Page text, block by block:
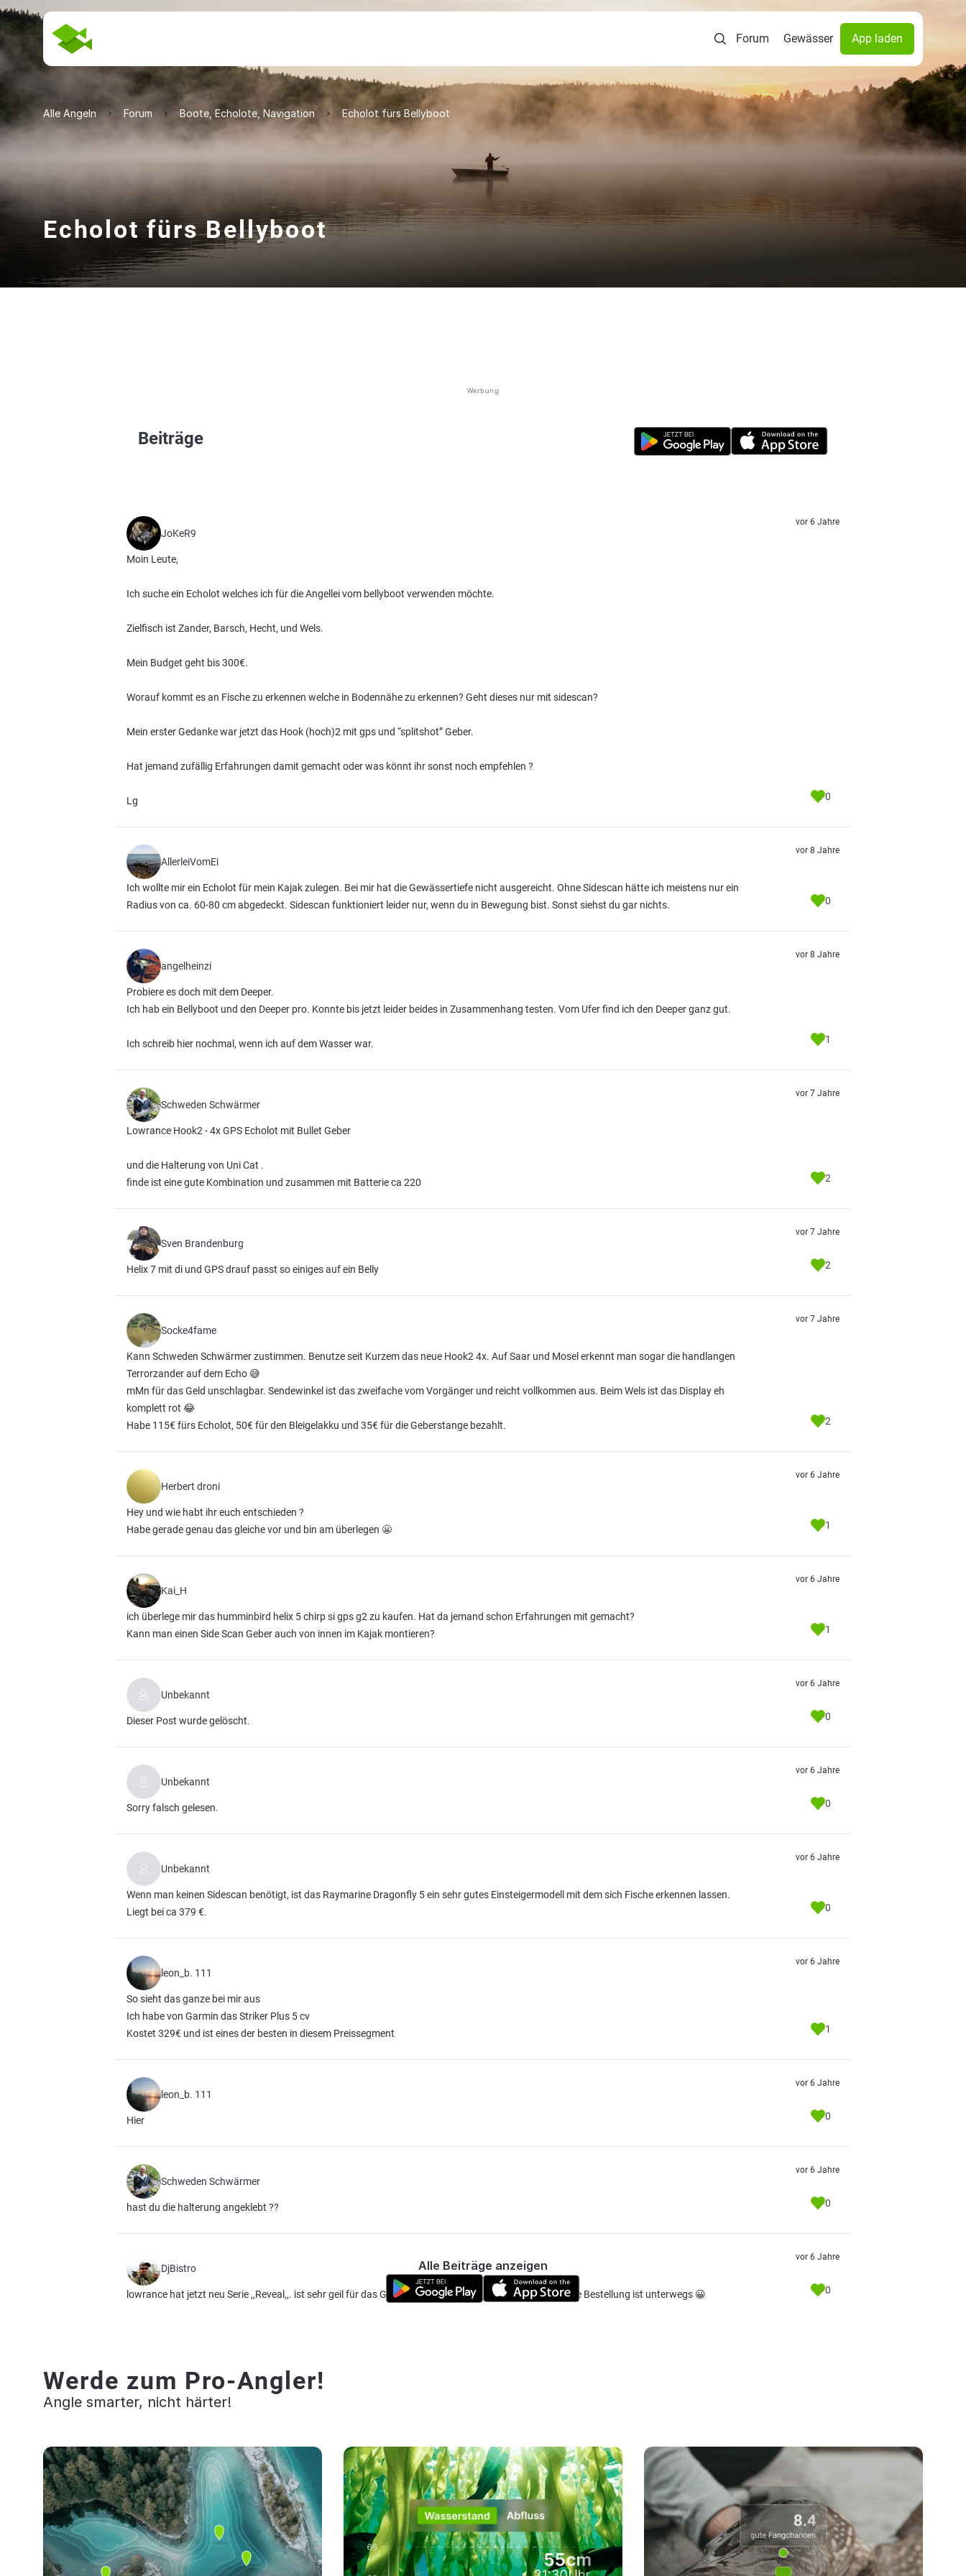
Forum Gewässer App laden
Alle Angeln Forum Boote, Echolote, Navigation Echolot fürs Bellyboot
Echolot fürs Bellyboot
Werbung
Beiträge
JoKeR9
Moin Leute,
Ich suche ein Echolot welches ich für die Angellei vom bellyboot verwenden möchte.
Zielfisch ist Zander, Barsch, Hecht, und Wels.
Mein Budget geht bis 300€.
Worauf kommt es an Fische zu erkennen welche in Bodennähe zu erkennen? Geht dieses nur mit sidescan?
Mein erster Gedanke war jetzt das Hook (hoch)2 mit gps und “splitshot” Geber.
Hat jemand zufällig Erfahrungen damit gemacht oder was könnt ihr sonst noch empfehlen ?
Lg
vor 6 Jahre
0
AllerleiVomEi
Ich wollte mir ein Echolot für mein Kajak zulegen. Bei mir hat die Gewässertiefe nicht ausgereicht. Ohne Sidescan hätte ich meistens nur ein
Radius von ca. 60-80 cm abgedeckt. Sidescan funktioniert leider nur, wenn du in Bewegung bist. Sonst siehst du gar nichts.
vor 8 Jahre
0
angelheinzi
Probiere es doch mit dem Deeper.
Ich hab ein Bellyboot und den Deeper pro. Konnte bis jetzt leider beides in Zusammenhang testen. Vom Ufer find ich den Deeper ganz gut.
Ich schreib hier nochmal, wenn ich auf dem Wasser war.
vor 8 Jahre
1
Schweden Schwärmer
Lowrance Hook2 - 4x GPS Echolot mit Bullet Geber
und die Halterung von Uni Cat .
finde ist eine gute Kombination und zusammen mit Batterie ca 220
vor 7 Jahre
2
Sven Brandenburg
Helix 7 mit di und GPS drauf passt so einiges auf ein Belly
vor 7 Jahre
2
Socke4fame
Kann Schweden Schwärmer zustimmen. Benutze seit Kurzem das neue Hook2 4x. Auf Saar und Mosel erkennt man sogar die handlangen
Terrorzander auf dem Echo 😅
mMn für das Geld unschlagbar. Sendewinkel ist das zweifache vom Vorgänger und reicht vollkommen aus. Beim Wels ist das Display eh
komplett rot 😂
Habe 115€ fürs Echolot, 50€ für den Bleigelakku und 35€ für die Geberstange bezahlt.
vor 7 Jahre
2
Herbert droni
Hey und wie habt ihr euch entschieden ?
Habe gerade genau das gleiche vor und bin am überlegen 😬
vor 6 Jahre
1
Kai_H
ich überlege mir das humminbird helix 5 chirp si gps g2 zu kaufen. Hat da jemand schon Erfahrungen mit gemacht?
Kann man einen Side Scan Geber auch von innen im Kajak montieren?
vor 6 Jahre
1
Unbekannt
Dieser Post wurde gelöscht.
vor 6 Jahre
0
Unbekannt
Sorry falsch gelesen.
vor 6 Jahre
0
Unbekannt
Wenn man keinen Sidescan benötigt, ist das Raymarine Dragonfly 5 ein sehr gutes Einsteigermodell mit dem sich Fische erkennen lassen.
Liegt bei ca 379 €.
vor 6 Jahre
0
leon_b. 111
So sieht das ganze bei mir aus
Ich habe von Garmin das Striker Plus 5 cv
Kostet 329€ und ist eines der besten in diesem Preissegment
vor 6 Jahre
1
leon_b. 111
Hier
vor 6 Jahre
0
Schweden Schwärmer
hast du die halterung angeklebt ??
vor 6 Jahre
0
DjBistro
lowrance hat jetzt neu Serie ,,Reveal,,. ist sehr geil für das Geld. im Februar 2020 rausgekommen. Meine Bestellung ist unterwegs 😀
vor 6 Jahre
0
Alle Beiträge anzeigen
Werde zum Pro-Angler!
Angle smarter, nicht härter!